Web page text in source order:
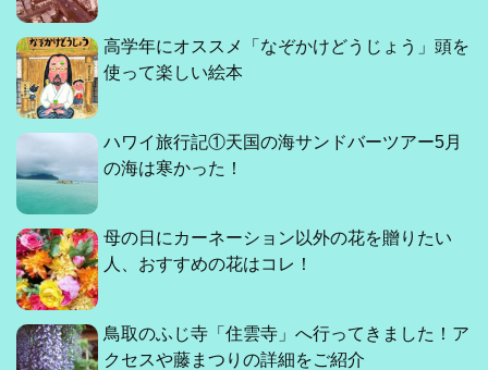
高学年にオススメ「なぞかけどうじょう」頭を
使って楽しい絵本
ハワイ旅行記①天国の海サンドバーツアー5月
の海は寒かった！
母の日にカーネーション以外の花を贈りたい
人、おすすめの花はコレ！
鳥取のふじ寺「住雲寺」へ行ってきました！ア
クセスや藤まつりの詳細をご紹介